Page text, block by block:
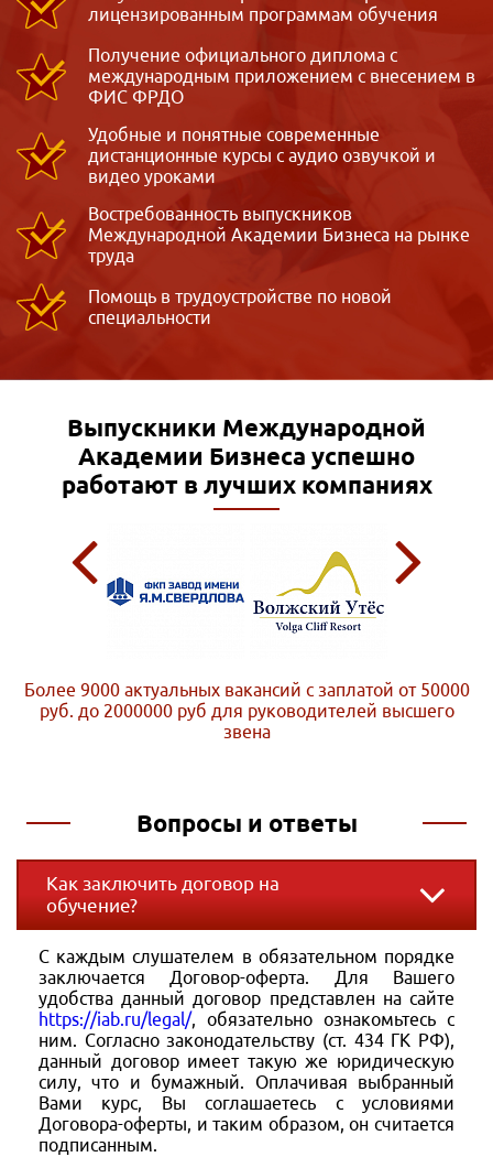
лицензированным программам обучения
Получение официального диплома с
международным приложением с внесением в
ФИС ФРДО
Удобные и понятные современные
дистанционные курсы с аудио озвучкой и
видео уроками
Востребованность выпускников
Международной Академии Бизнеса на рынке
труда
Помощь в трудоустройстве по новой
специальности
Выпускники Международной
Академии Бизнеса успешно
работают в лучших компаниях
Более 9000 актуальных вакансий с заплатой от 50000
руб. до 2000000 руб для руководителей высшего
звена
Вопросы и ответы
Как заключить договор на
обучение?
С каждым слушателем в обязательном порядке
заключается Договор-оферта. Для Вашего
удобства данный договор представлен на сайте
https://iab.ru/legal/, обязательно ознакомьтесь с
ним. Согласно законодательству (ст. 434 ГК РФ),
данный договор имеет такую же юридическую
силу, что и бумажный. Оплачивая выбранный
Вами курс, Вы соглашаетесь с условиями
Договора-оферты, и таким образом, он считается
подписанным.